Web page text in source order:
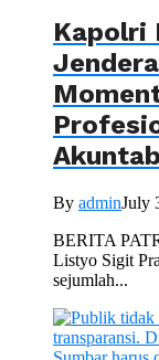
Kapolri
By adminJuly
BERITA
Listyo Sigit
sejumlah...